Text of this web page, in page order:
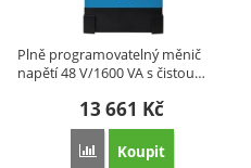
Energy Phoenix 48V/2000VA Smart' k
Plně programovatelný měnič
napětí 48 V/1600 VA s čistou…
13 661 Kč
Přidat 'Měnič Victron
Koupit